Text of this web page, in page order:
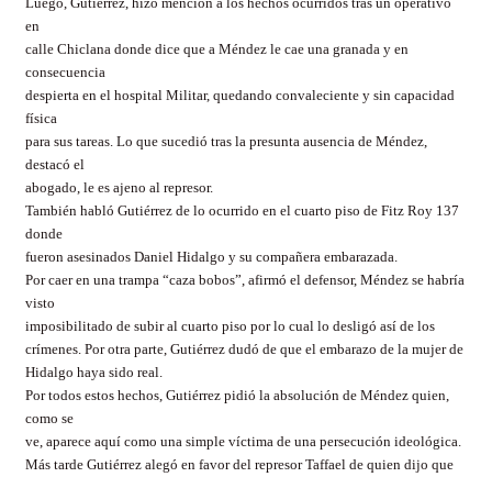
en
calle Chiclana donde dice que a Méndez le cae una granada y en
consecuencia
despierta en el hospital Militar, quedando convaleciente y sin capacidad
física
para sus tareas. Lo que sucedió tras la presunta ausencia de Méndez,
destacó el
abogado, le es ajeno al represor.
También habló Gutiérrez de lo ocurrido en el cuarto piso de Fitz Roy 137
donde
fueron asesinados Daniel Hidalgo y su compañera embarazada.
Por caer en una trampa “caza bobos”, afirmó el defensor, Méndez se habría
visto
imposibilitado de subir al cuarto piso por lo cual lo desligó así de los
crímenes. Por otra parte, Gutiérrez dudó de que el embarazo de la mujer de
Hidalgo haya sido real.
Por todos estos hechos, Gutiérrez pidió la absolución de Méndez quien,
como se
ve, aparece aquí como una simple víctima de una persecución ideológica.
Más tarde Gutiérrez alegó en favor del represor Taffael de quien dijo que